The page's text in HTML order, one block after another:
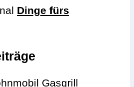
Dinge fürs
Gasgrill